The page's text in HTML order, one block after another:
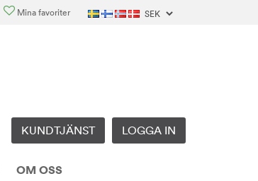
Mina favoriter
KUNDTJÄNST LOGGA IN
OM OSS